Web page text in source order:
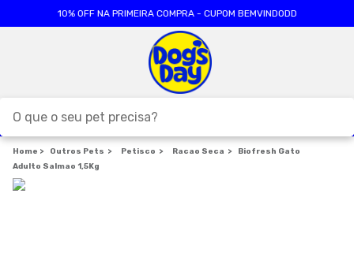
10% OFF NA PRIMEIRA COMPRA - CUPOM BEMVINDODD
Outros Pets Petisco Racao Seca
Biofresh Gato
Adulto Salmao 1,5Kg
TERMOS MAIS BUSCADOS